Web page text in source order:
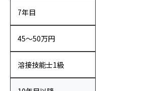
7年目
45〜50万円
溶接技能士1級